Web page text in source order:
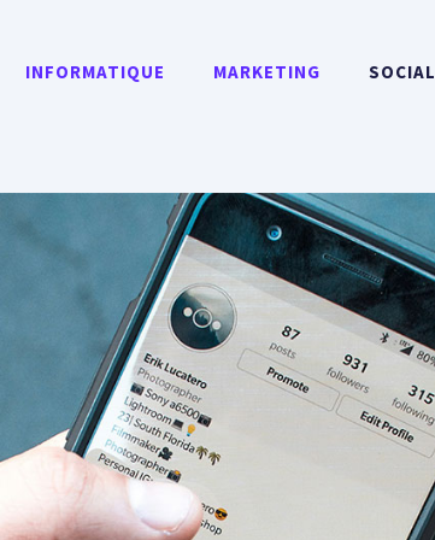
INFORMATIQUE MARKETING SOCIAL